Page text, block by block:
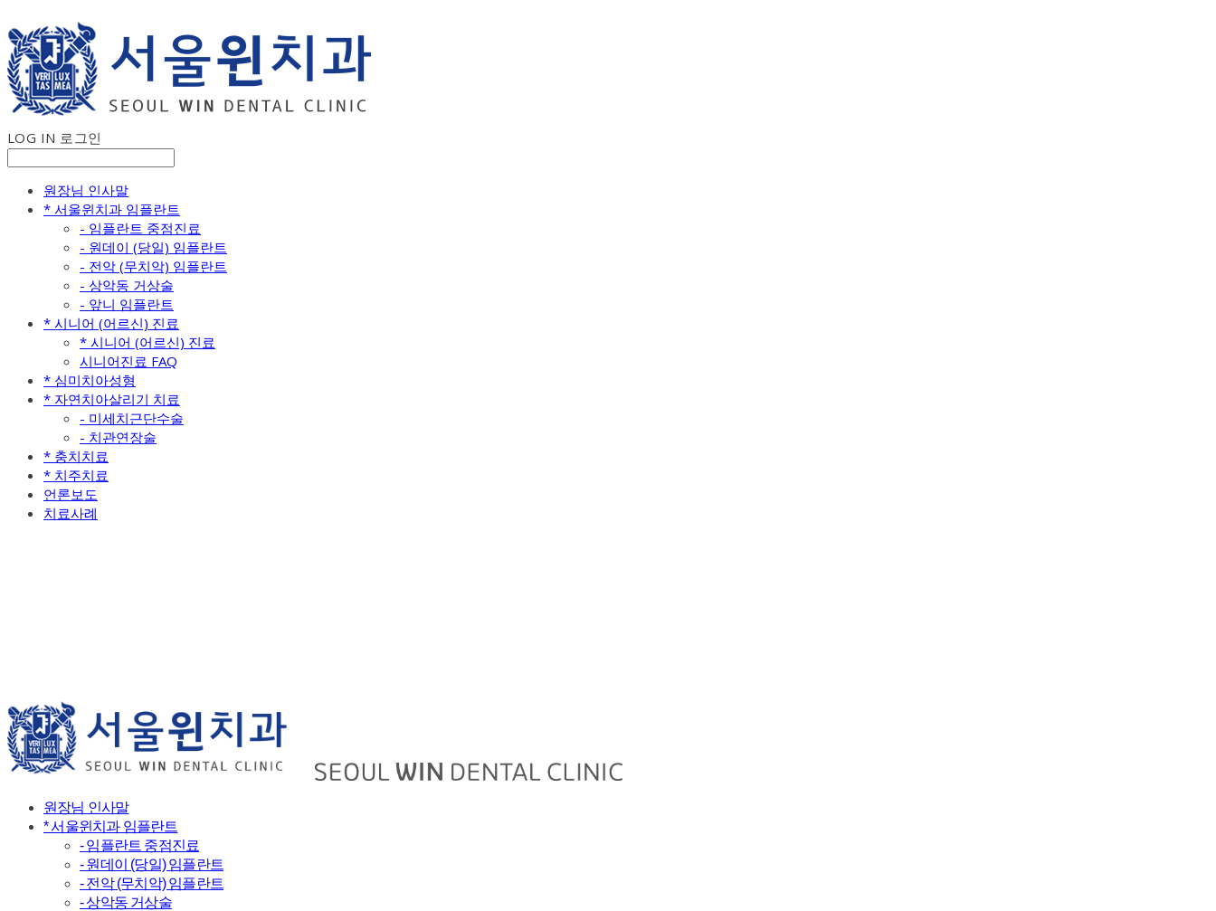
LOG IN 로그인
원장님 인사말
* 서울윈치과 임플란트
- 임플란트 중점진료
- 원데이 (당일) 임플란트
- 전악 (무치악) 임플란트
- 상악동 거상술
- 앞니 임플란트
* 시니어 (어르신) 진료
* 시니어 (어르신) 진료
시니어진료 FAQ
* 심미치아성형
* 자연치아살리기 치료
- 미세치근단수술
- 치관연장술
* 충치치료
* 치주치료
언론보도
치료사례
원장님 인사말
* 서울윈치과 임플란트
- 임플란트 중점진료
- 원데이 (당일) 임플란트
- 전악 (무치악) 임플란트
- 상악동 거상술